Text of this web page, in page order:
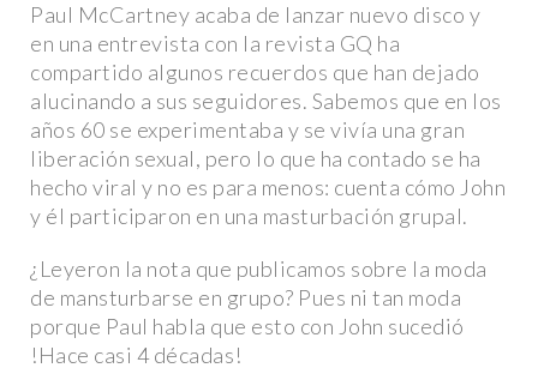
Paul McCartney acaba de lanzar nuevo disco y
en una entrevista con la revista GQ ha
compartido algunos recuerdos que han dejado
alucinando a sus seguidores. Sabemos que en los
años 60 se experimentaba y se vivía una gran
liberación sexual, pero lo que ha contado se ha
hecho viral y no es para menos: cuenta cómo John
y él participaron en una masturbación grupal.
¿Leyeron la nota que publicamos sobre la moda
de mansturbarse en grupo? Pues ni tan moda
porque Paul habla que esto con John sucedió
!Hace casi 4 décadas!